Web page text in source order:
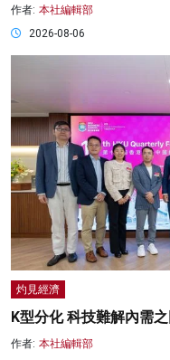
作者: 本社編輯部
2026-08-06
灼見經濟
K型分化 科技難解內需
作者: 本社編輯部